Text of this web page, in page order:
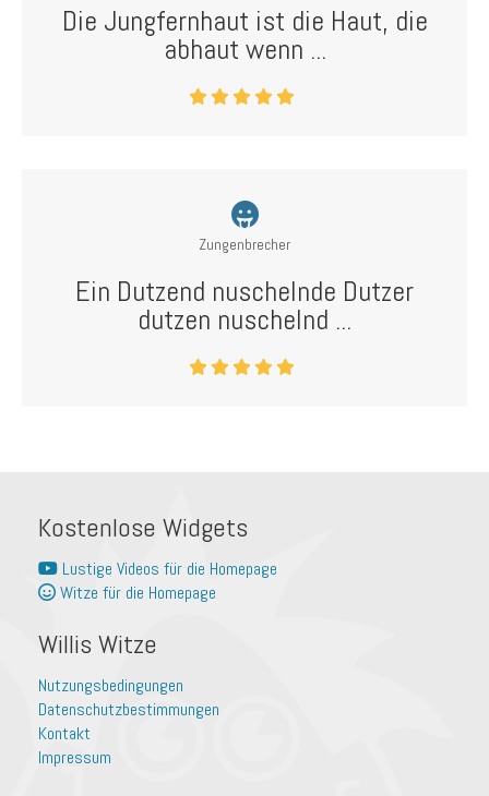
Die Jungfernhaut ist die Haut, die
abhaut wenn ...
Zungenbrecher
Ein Dutzend nuschelnde Dutzer
dutzen nuschelnd ...
Kostenlose Widgets
Lustige Videos für die Homepage
Witze für die Homepage
Willis Witze
Nutzungsbedingungen
Datenschutzbestimmungen
Kontakt
Impressum